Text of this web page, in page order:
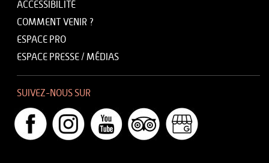
ACCESSIBILITÉ
COMMENT VENIR ?
ESPACE PRO
ESPACE PRESSE / MÉDIAS
SUIVEZ-NOUS SUR